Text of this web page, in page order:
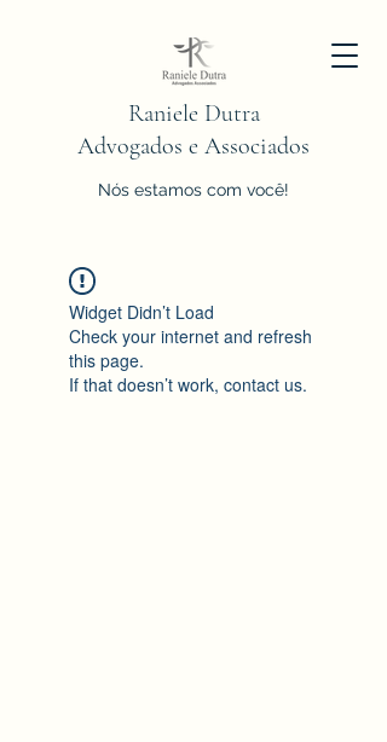
Raniele Dutra
Advogados e Associados
Nós estamos com você!
Widget Didn’t Load
Check your internet and refresh
this page.
If that doesn’t work, contact us.